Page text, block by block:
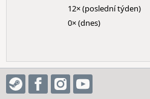
12× (poslední týden)
0× (dnes)